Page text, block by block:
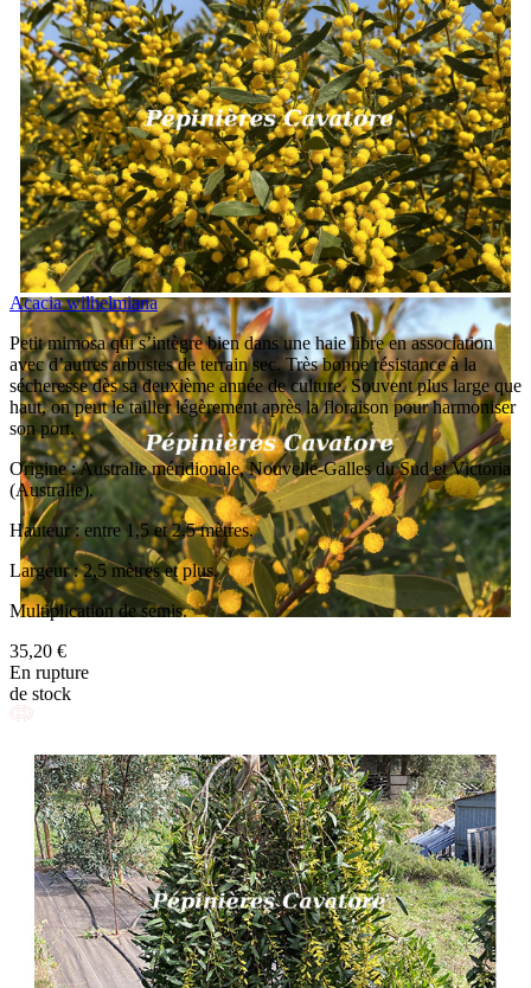
Acacia wilhelmiana
Petit mimosa qui s’intègre bien dans une haie libre en association
avec d’autres arbustes de terrain sec. Très bonne résistance à la
sécheresse dès sa deuxième année de culture. Souvent plus large que
haut, on peut le tailler légèrement après la floraison pour harmoniser
son port.
Origine : Australie méridionale, Nouvelle-Galles du Sud et Victoria
(Australie).
Hauteur : entre 1,5 et 2,5 mètres.
Largeur : 2,5 mètres et plus.
Multiplication de semis.
35,20 €
En rupture
de stock